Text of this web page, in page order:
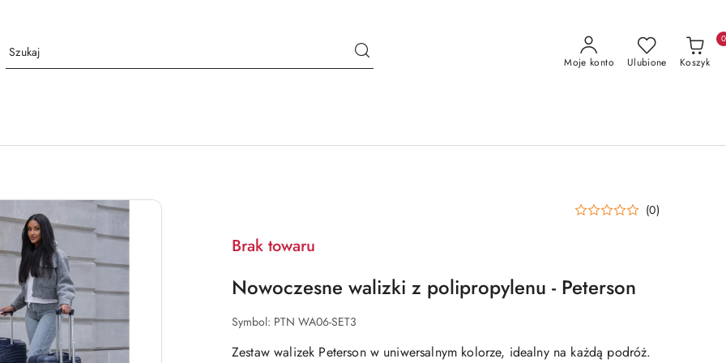
Moje konto Ulubione Koszyk
0
(0)
Brak towaru
Nowoczesne walizki z polipropylenu - Peterson
Symbol: PTN WA06-SET3
Zestaw walizek Peterson w uniwersalnym kolorze, idealny na każdą podróż.